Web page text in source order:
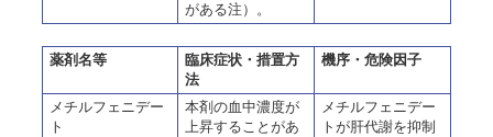
がある注）。
薬剤名等
臨床症状・措置方
法
機序・危険因子
メチルフェニデー
ト
本剤の血中濃度が
上昇することがあ
メチルフェニデー
トが肝代謝を抑制